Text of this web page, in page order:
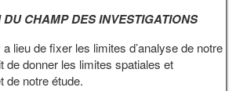
CHAMP DES INVESTIGATIONS
lieu de fixer les limites d’analyse de notre
de donner les limites spatiales et
de notre étude.